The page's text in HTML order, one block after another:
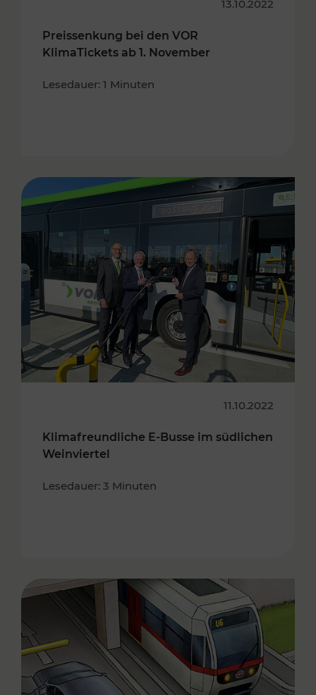
13.10.2022
Preissenkung bei den VOR
KlimaTickets ab 1. November
Lesedauer: 1 Minuten
11.10.2022
Klimafreundliche E-Busse im südlichen
Weinviertel
Lesedauer: 3 Minuten